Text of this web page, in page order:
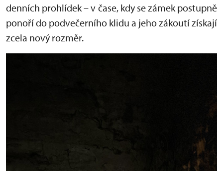
denních prohlídek – v čase, kdy se zámek postupně
ponoří do podvečerního klidu a jeho zákoutí získají
zcela nový rozměr.